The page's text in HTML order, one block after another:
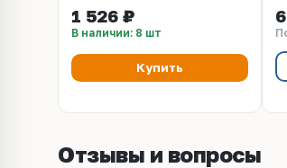
LJ M304, M404, MFP M428
1 526 ₽
В наличии: 8 шт
Купить
Отзывы и вопросы